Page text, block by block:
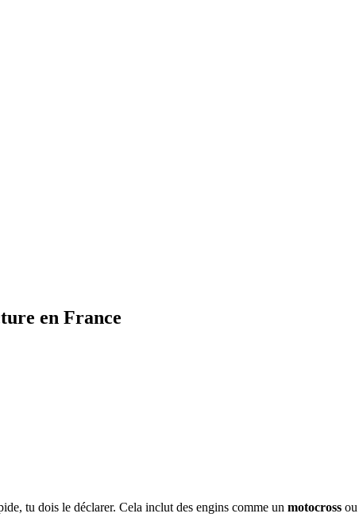
en France
tu dois le déclarer. Cela inclut des engins comme un motocross